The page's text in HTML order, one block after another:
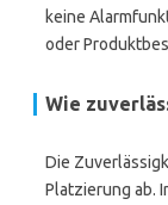
keine
oder
Wie
Die
Platzierung ab.